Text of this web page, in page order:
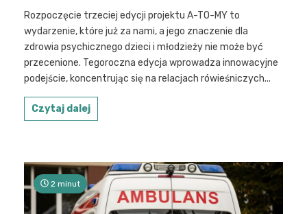
Rozpoczęcie trzeciej edycji projektu A-TO-MY to
wydarzenie, które już za nami, a jego znaczenie dla
zdrowia psychicznego dzieci i młodzieży nie może być
przecenione. Tegoroczna edycja wprowadza innowacyjne
podejście, koncentrując się na relacjach rówieśniczych...
Czytaj dalej
2 minut